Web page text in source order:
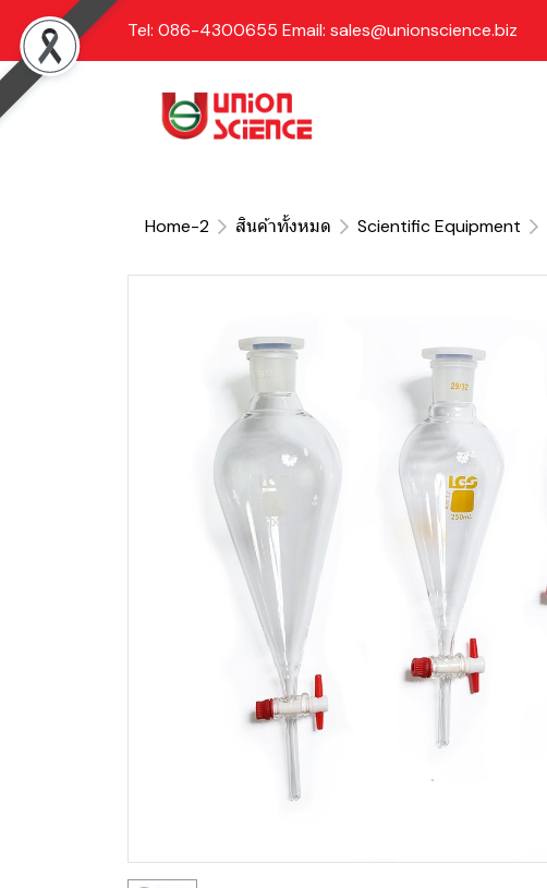
Tel: 086-4300655 Email: sales@unionscience.biz
Home-2 สินค้าทั้งหมด Scientific Equipment